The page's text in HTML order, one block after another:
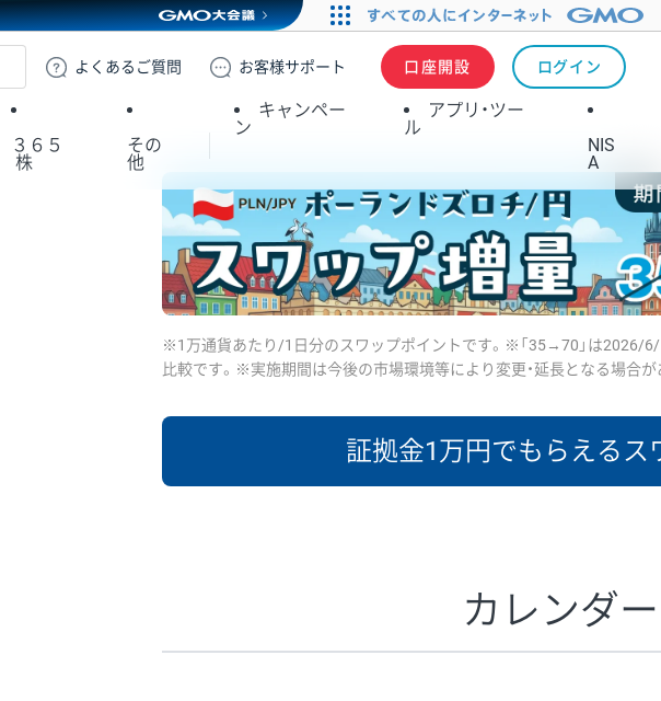
GMOクリック証券
よくある ご質問 お客様サポート 口座開設 ログイン
３６５
株
その
他
キャンペー
ン
アプリ・ツー
ル
NIS
A
※1万通貨あたり/1日分のスワップポイントです。※「35→70」は2026/6/
比較です。※実施期間は今後の市場環境等により変更・延長となる場合が
証拠金1万円でもらえるス
あたりの
ポイント
カレンダー